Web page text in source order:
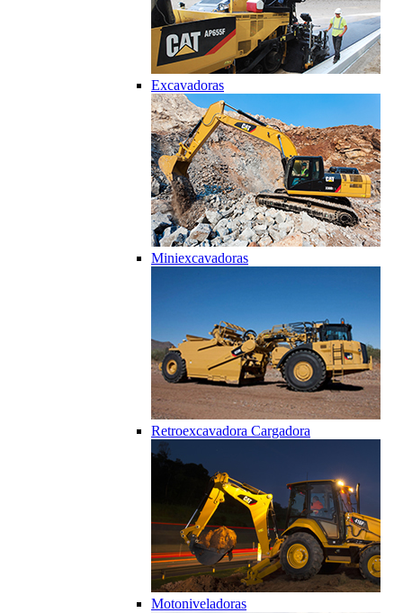
Excavadoras
Miniexcavadoras
Retroexcavadora Cargadora
Motoniveladoras